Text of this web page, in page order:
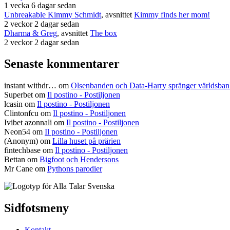
1 vecka 6 dagar sedan
Unbreakable Kimmy Schmidt, avsnittet Kimmy finds her mom!
2 veckor 2 dagar sedan
Dharma & Greg, avsnittet The box
2 veckor 2 dagar sedan
Senaste kommentarer
instant withdr… om Olsenbanden och Data-Harry spränger
Superbet om Il postino - Postiljonen
lcasin om Il postino - Postiljonen
Clintonfcu om Il postino - Postiljonen
Ivibet azonnali om Il postino - Postiljonen
Neon54 om Il postino - Postiljonen
(Anonym) om Lilla huset på prärien
fintechbase om Il postino - Postiljonen
Bettan om Bigfoot och Hendersons
Mr Cane om Pythons parodier
Sidfotsmeny